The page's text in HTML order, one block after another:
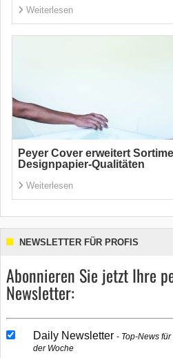
Weiterlesen
Peyer Cover erweitert
Designpapier-Qualitäten
Weiterlesen
NEWSLETTER FÜR PROFIS
Abonnieren Sie jetzt Ihre
Newsletter:
Daily Newsletter
Top-News
der Woche